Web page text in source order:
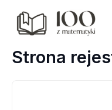
treści
Strona